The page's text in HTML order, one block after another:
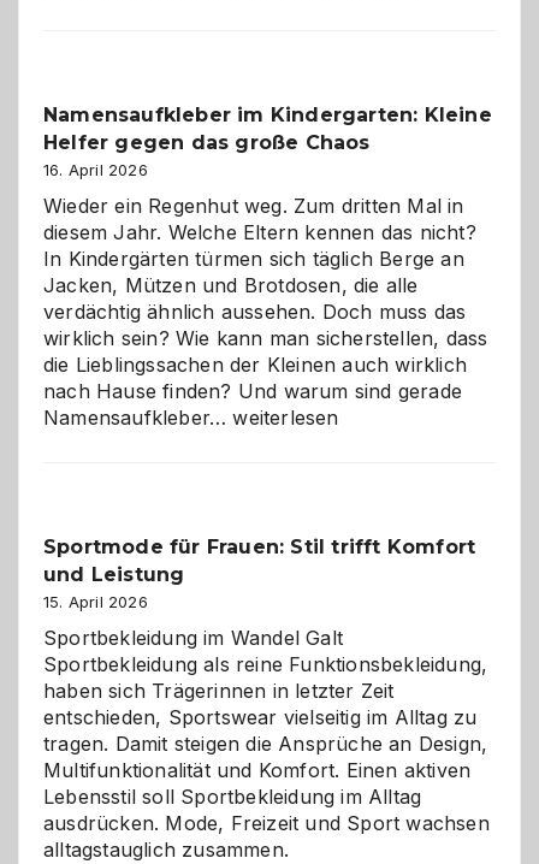
ist
eine
die
richtige
Wahl?
Namensaufkleber im Kindergarten: Kleine
Helfer gegen das große Chaos
16. April 2026
Wieder ein Regenhut weg. Zum dritten Mal in
diesem Jahr. Welche Eltern kennen das nicht?
In Kindergärten türmen sich täglich Berge an
Jacken, Mützen und Brotdosen, die alle
verdächtig ähnlich aussehen. Doch muss das
wirklich sein? Wie kann man sicherstellen, dass
die Lieblingssachen der Kleinen auch wirklich
nach Hause finden? Und warum sind gerade
Namensaufkleber…Namensaufkleber
gegen
Chaos
weiterlesen
Sportmode für Frauen: Stil trifft Komfort
und Leistung
15. April 2026
Sportbekleidung im Wandel Galt
Sportbekleidung als reine Funktionsbekleidung,
haben sich Trägerinnen in letzter Zeit
entschieden, Sportswear vielseitig im Alltag zu
tragen. Damit steigen die Ansprüche an Design,
Multifunktionalität und Komfort. Einen aktiven
Lebensstil soll Sportbekleidung im Alltag
ausdrücken. Mode, Freizeit und Sport wachsen
alltagstauglich zusammen.